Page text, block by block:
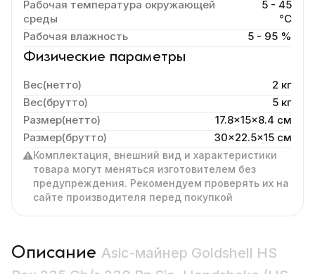
Рабочая температура окружающей
среды
5 - 45
°C
Рабочая влажность
5 - 95 %
Физические параметры
Вес(нетто)
2 кг
Вес(брутто)
5 кг
Размер(нетто)
17.8x15x8.4 cм
Размер(брутто)
30x22.5x15 см
Комплектация, внешний вид и характеристики
товара могут меняться изготовителем без
предупреждения. Рекомендуем проверять их на
сайте производителя перед покупкой
Описание Asic-майнер Goldshell HS